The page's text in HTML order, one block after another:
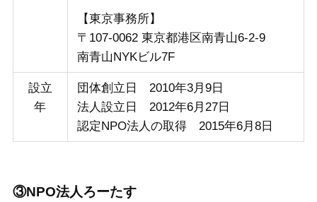
【東京事務所】
〒107-0062 東京都港区南青山6-2-9
南青山NYKビル7F
設立
年
団体創立日 2010年3月9日
法人設立日 2012年6月27日
認定NPO法人の取得 2015年6月8日
③NPO法人ろーたす